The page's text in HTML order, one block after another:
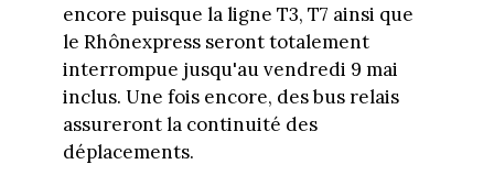
encore puisque la ligne T3, T7 ainsi que
le Rhônexpress seront totalement
interrompue jusqu'au vendredi 9 mai
inclus. Une fois encore, des bus relais
assureront la continuité des
déplacements.